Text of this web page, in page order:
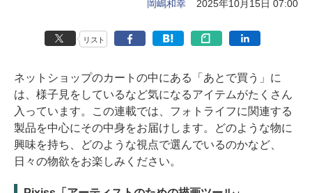
岡嶋和幸 2025年10月15日 07:00
リスト
ネットショップのカートの中にある「あとで買う」に
は、様子見をしているなど気になるアイテムがたくさん
入っています。この連載では、フォトライフに関連する
製品を中心にその中身をお届けします。どのような物に
興味を持ち、どのような視点で選んでいるのかなど、
日々の物欲をお楽しみください。